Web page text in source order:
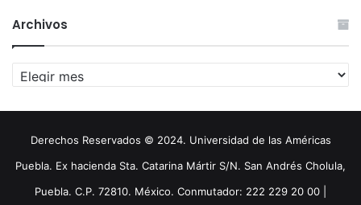
Archivos
Archivos
Derechos Reservados © 2024. Universidad de las Américas
Puebla. Ex hacienda Sta. Catarina Mártir S/N. San Andrés Cholula,
Puebla. C.P. 72810. México. Conmutador: 222 229 20 00 |